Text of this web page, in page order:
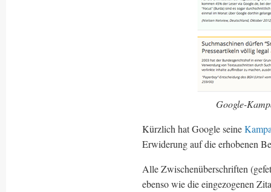
Google-
Kürzlich hat Google seine
Erwiderung auf die erhobenen
Alle Zwischenüberschriften
ebenso wie die eingezogenen